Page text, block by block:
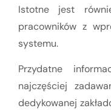
Istotne jest
pracowników z
systemu.
Przydatne
najczęściej
dedykowanej